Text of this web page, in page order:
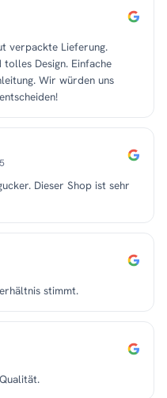
verpackte Lieferung.
Design. Einfache
Wir würden uns
Dieser Shop ist sehr
stimmt.